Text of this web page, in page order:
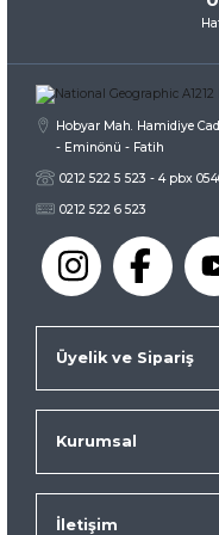
Hobyar Mah. Hamidiye
- Eminönü - Fatih
0212 522 5 523 - 4 pbx
0212 522 6 523
Üyelik ve Sipariş
Kurumsal
İletişim